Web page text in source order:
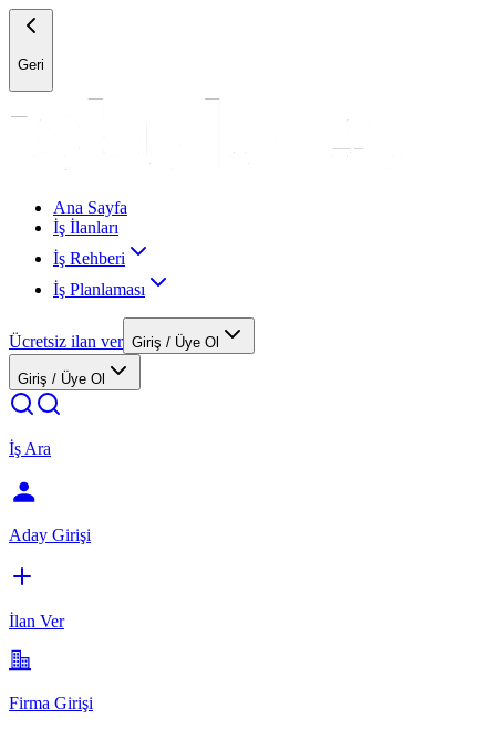
Geri
Ana Sayfa
İş İlanları
İş Rehberi
İş Planlaması
Ücretsiz ilan ver Giriş / Üye Ol
Giriş / Üye Ol
İş Ara
Aday Girişi
İlan Ver
Firma Girişi